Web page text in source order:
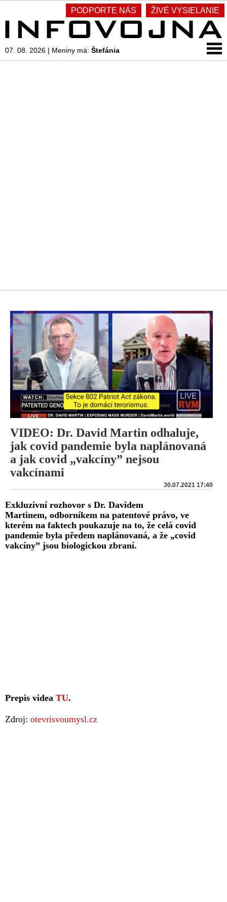
PODPORTE NÁS ŽIVÉ VYSIELANIE
07. 08. 2026 | Meniny má: Štefánia
VIDEO: Dr. David Martin odhaluje,
jak covid pandemie byla naplánovaná
a jak covid „vakcíny” nejsou
vakcínami
30.07.2021 17:40
Exkluzivní rozhovor s Dr. Davidem
Martinem, odborníkem na patentové právo, ve
kterém na faktech poukazuje na to, že celá covid
pandemie byla předem naplánovaná, a že „covid
vakcíny” jsou biologickou zbraní.
Prepis videa TU.
Zdroj: otevrisvoumysl.cz